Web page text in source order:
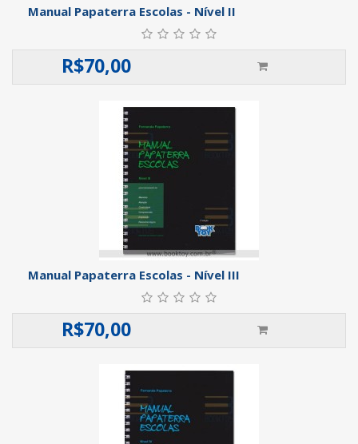
Manual Papaterra Escolas - Nível II
R$70,00
Manual Papaterra Escolas - Nível III
R$70,00